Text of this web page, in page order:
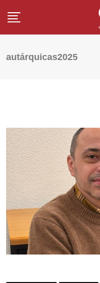
autárquicas2025